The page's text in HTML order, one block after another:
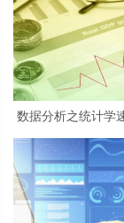
数据分析之统计学